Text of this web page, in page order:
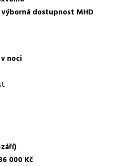
výborná dostupnost MHD
noci
000 Kč